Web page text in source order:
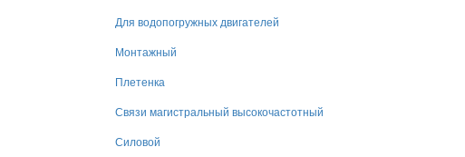
Для водопогружных двигателей
Монтажный
Плетенка
Связи магистральный высокочастотный
Силовой